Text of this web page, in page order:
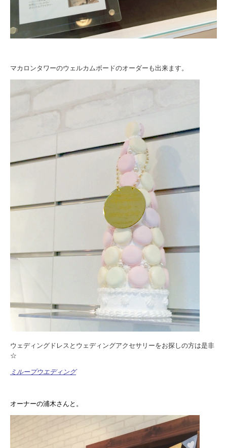
マカロンタワーのウェルカムボードのオーダーも出来ます。
ウェディングドレスとウェディングアクセサリーをお探しの方は是非
☆
ミループウエディング
オーナーの浦木さんと。